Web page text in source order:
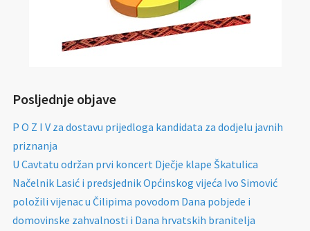
Posljednje objave
P O Z I V za dostavu prijedloga kandidata za dodjelu javnih
priznanja
U Cavtatu održan prvi koncert Dječje klape Škatulica
Načelnik Lasić i predsjednik Općinskog vijeća Ivo Simović
položili vijenac u Čilipima povodom Dana pobjede i
domovinske zahvalnosti i Dana hrvatskih branitelja